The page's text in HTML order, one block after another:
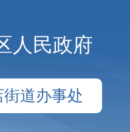
人民政府
道办事处